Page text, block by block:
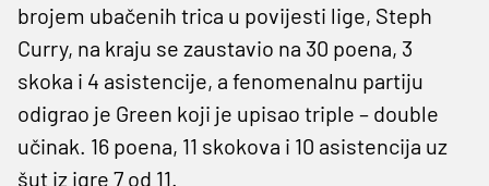
brojem ubačenih trica u povijesti lige, Steph
Curry, na kraju se zaustavio na 30 poena, 3
skoka i 4 asistencije, a fenomenalnu partiju
odigrao je Green koji je upisao triple – double
učinak. 16 poena, 11 skokova i 10 asistencija uz
šut iz igre 7 od 11.